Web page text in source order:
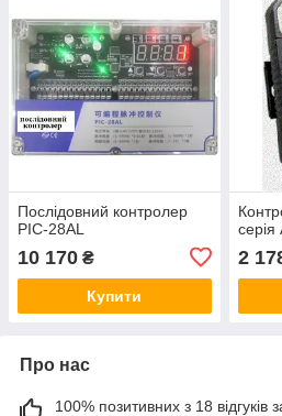
Послідовний контролер
PIC-28AL
10 170 ₴
Купити
2
Про нас
100% позитивних з 18 відгуків